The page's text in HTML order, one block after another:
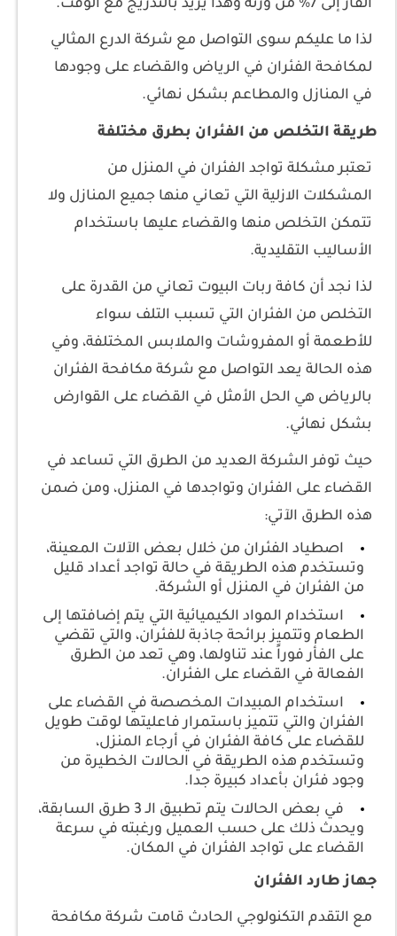
الفأر إلى 7% من وزنه وهذا يزيد بالتدريج مع الوقت.
لذا ما عليكم سوى التواصل مع شركة الدرع المثالي
لمكافحة الفئران في الرياض والقضاء على وجودها
في المنازل والمطاعم بشكل نهائي.
طريقة التخلص من الفئران بطرق مختلفة
تعتبر مشكلة تواجد الفئران في المنزل من
المشكلات الازلية التي تعاني منها جميع المنازل ولا
تتمكن التخلص منها والقضاء عليها باستخدام
الأساليب التقليدية.
لذا نجد أن كافة ربات البيوت تعاني من القدرة على
التخلص من الفئران التي تسبب التلف سواء
للأطعمة أو المفروشات والملابس المختلفة، وفي
هذه الحالة يعد التواصل مع شركة مكافحة الفئران
بالرياض هي الحل الأمثل في القضاء على القوارض
بشكل نهائي.
حيث توفر الشركة العديد من الطرق التي تساعد في
القضاء على الفئران وتواجدها في المنزل، ومن ضمن
هذه الطرق الآتي:
اصطياد الفئران من خلال بعض الآلات المعينة،
وتستخدم هذه الطريقة في حالة تواجد أعداد قليل
من الفئران في المنزل أو الشركة.
استخدام المواد الكيميائية التي يتم إضافتها إلى
الطعام وتتميز برائحة جاذبة للفئران، والتي تقضي
على الفأر فوراً عند تناولها، وهي تعد من الطرق
الفعالة في القضاء على الفئران.
استخدام المبيدات المخصصة في القضاء على
الفئران والتي تتميز باستمرار فاعليتها لوقت طويل
للقضاء على كافة الفئران في أرجاء المنزل،
وتستخدم هذه الطريقة في الحالات الخطيرة من
وجود فئران بأعداد كبيرة جدا.
في بعض الحالات يتم تطبيق الـ 3 طرق السابقة،
ويحدث ذلك على حسب العميل ورغبته في سرعة
القضاء على تواجد الفئران في المكان.
جهاز طارد الفئران
مع التقدم التكنولوجي الحادث قامت شركة مكافحة